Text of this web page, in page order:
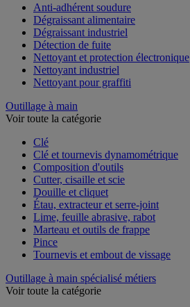
Anti-adhérent soudure
Dégraissant alimentaire
Dégraissant industriel
Détection de fuite
Nettoyant et protection électronique
Nettoyant industriel
Nettoyant pour graffiti
Outillage à main
Voir toute la catégorie
Clé
Clé et tournevis dynamométrique
Composition d'outils
Cutter, cisaille et scie
Douille et cliquet
Étau, extracteur et serre-joint
Lime, feuille abrasive, rabot
Marteau et outils de frappe
Pince
Tournevis et embout de vissage
Outillage à main spécialisé métiers
Voir toute la catégorie